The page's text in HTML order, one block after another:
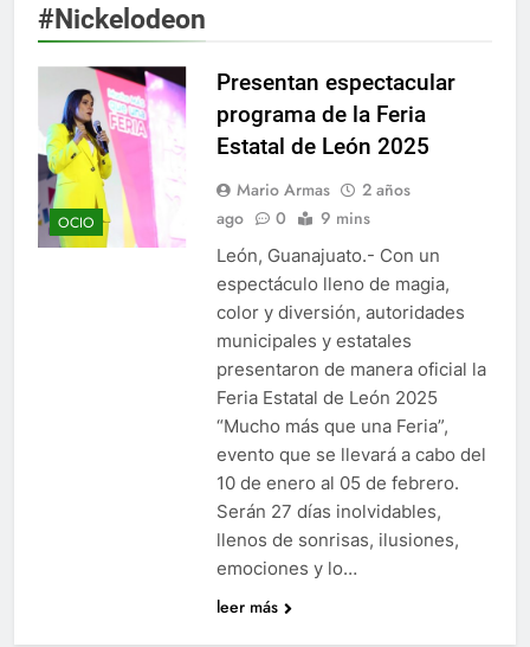
#Nickelodeon
OCIO
Presentan espectacular
programa de la Feria
Estatal de León 2025
Mario Armas
2 años
ago
0 9 mins
León, Guanajuato.- Con un
espectáculo lleno de magia,
color y diversión, autoridades
municipales y estatales
presentaron de manera oficial la
Feria Estatal de León 2025
“Mucho más que una Feria”,
evento que se llevará a cabo del
10 de enero al 05 de febrero.
Serán 27 días inolvidables,
llenos de sonrisas, ilusiones,
emociones y lo…
leer más